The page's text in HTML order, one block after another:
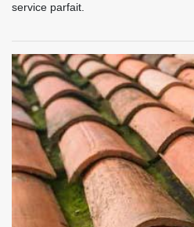
service parfait.